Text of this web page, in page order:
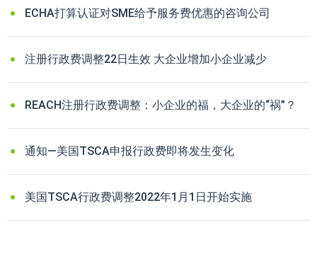
ECHA打算认证对SME给予服务费优惠的咨询公司
注册行政费调整22日生效 大企业增加小企业减少
REACH注册行政费调整：小企业的福，大企业的“祸”？
通知—美国TSCA申报行政费即将发生变化
美国TSCA行政费调整2022年1月1日开始实施